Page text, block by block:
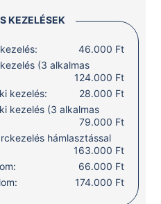
KEZELÉSEK
46.000 Ft
(3 alkalmas
124.000 Ft
kezelés:
28.000 Ft
kezelés (3 alkalmas
79.000 Ft
hámlasztással
163.000 Ft
66.000 Ft
174.000 Ft